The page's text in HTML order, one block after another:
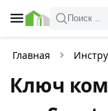
Поиск ..
Главная
Ключ